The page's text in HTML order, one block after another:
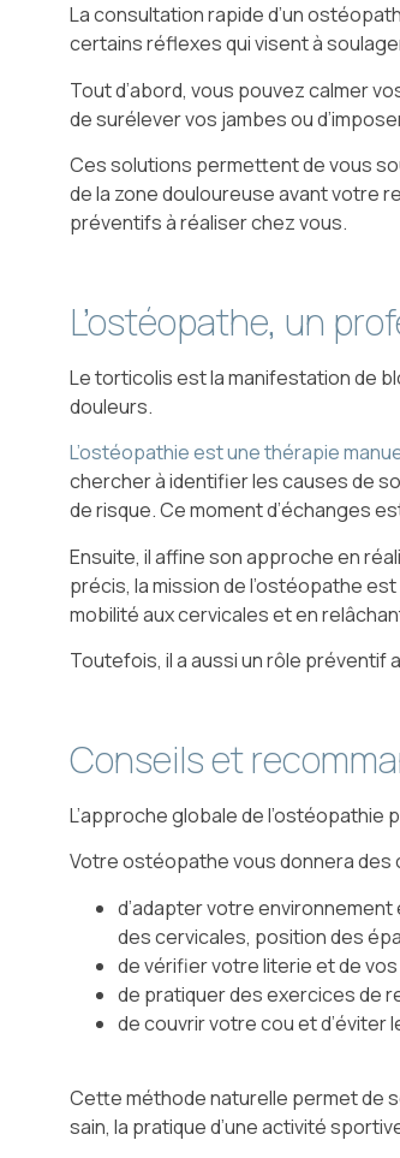
La consultation rapide d’un
certains réflexes qui visent à
Tout d’abord, vous pouvez calmer
de surélever vos jambes ou
Ces solutions permettent de vous
de la zone douloureuse avant votre
préventifs à réaliser chez vous.
L’ostéopathe, un
Le torticolis est la manifestation de
douleurs.
L’ostéopathie est une thérapie
chercher à identifier les causes de
de risque. Ce moment d’échanges
Ensuite, il affine son approche en
précis, la mission de l’ostéopathe
mobilité aux cervicales et en
Toutefois, il a aussi un rôle préventif
Conseils et
L’approche globale de
Votre ostéopathe vous donnera des
d’adapter votre
des cervicales, position des
de vérifier votre literie et de
de pratiquer des exercices de
de couvrir votre cou et d’éviter
Cette méthode naturelle permet de
sain, la pratique d’une activité